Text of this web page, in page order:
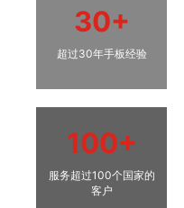
30+
超过30年手板经验
100+
服务超过100个国家的
客户